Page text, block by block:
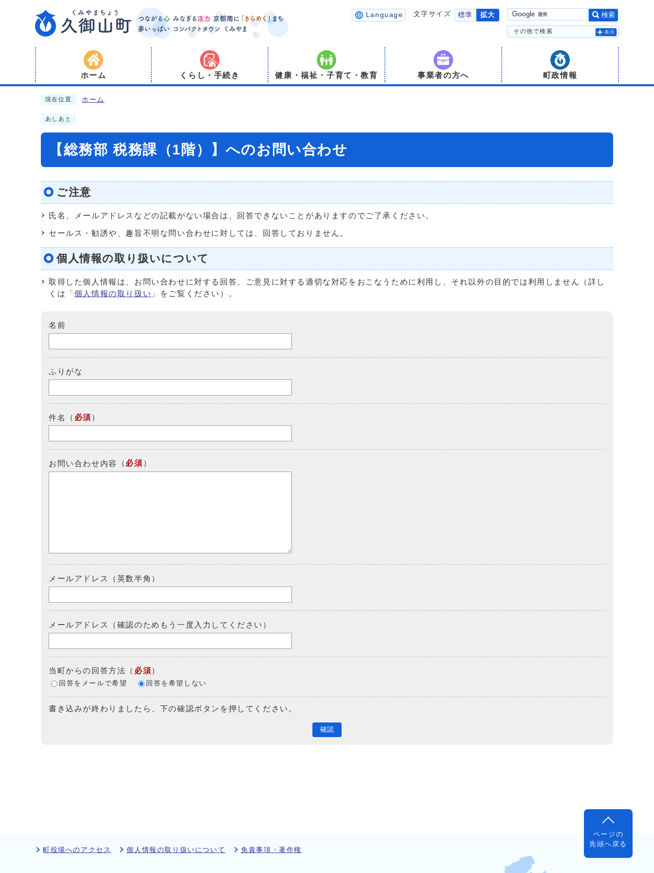
Language 文字サイズ 標準 拡大 検索
その他で検索 表示
ホーム くらし・手続き 健康・福祉・子育て・教育 事業者の方へ 町政情報
現在位置 ホーム
あしあと
【総務部 税務課（1階）】へのお問い合わせ
ご注意
氏名、メールアドレスなどの記載がない場合は、回答できないことがありますのでご了承ください。
セールス・勧誘や、趣旨不明な問い合わせに対しては、回答しておりません。
個人情報の取り扱いについて
取得した個人情報は、お問い合わせに対する回答、ご意見に対する適切な対応をおこなうために利用し、それ以外の目的では利用しません（詳し
くは「 個人情報の取り扱い 」をご覧ください）。
名前
ふりがな
件名 （ 必須 ）
お問い合わせ内容 （ 必須 ）
メールアドレス（英数半角）
メールアドレス（確認のためもう一度入力してください）
当町からの回答方法 （ 必須）
回答をメールで希望 回答を希望しない
書き込みが終わりましたら、下の確認ボタンを押してください。
確認
ページの
先頭へ戻る
町役場へのアクセス
個人情報の取り扱いについて 免責事項・著作権